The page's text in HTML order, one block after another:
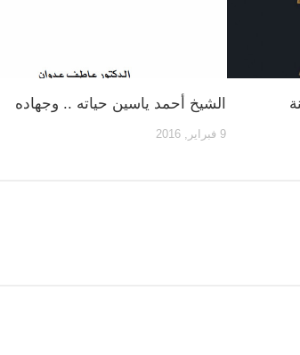
الشيخ أحمد ياسين حياته .. وجهاده
9 فبراير, 2016